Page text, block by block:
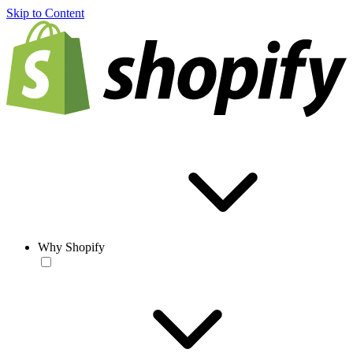
Skip to Content
Why Shopify